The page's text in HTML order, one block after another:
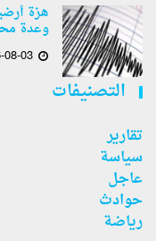
هزة
وعدة
08-03
التصنيفات
تقارير
سياسة
عاجل
حوادث
رياضة